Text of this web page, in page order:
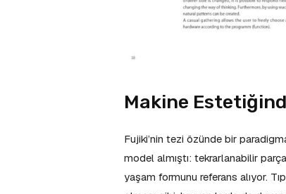
Makine
Fujiki’nin tezi özünde bir
model almıştı: tekrarlanabilir
yaşam formunu referans alıyor.